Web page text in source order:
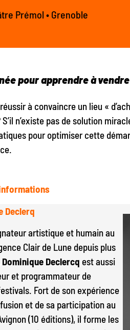
Prémol • Grenoble
pour apprendre à
à convaincre un lieu «
n’existe pas de solution
pour optimiser cette
Declerq
artistique et humain au
Clair de Lune depuis plus
Dominique Declercq est aussi
et programmateur de
Fort de son expérience
et de sa participation au
(10 éditions), il forme les